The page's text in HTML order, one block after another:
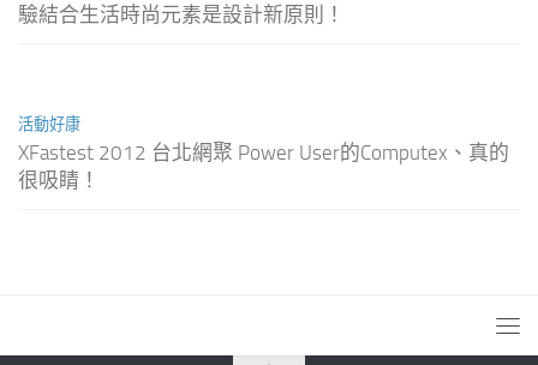
驗結合生活時尚元素是設計新原則！
活動好康
XFastest 2012 台北網聚 Power User的Computex、真的
很吸睛！